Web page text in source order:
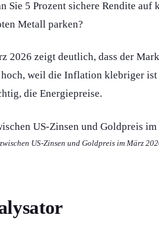
Sie 5 Prozent sichere Rendite auf
Metall parken?
2026 zeigt deutlich, dass der
weil die Inflation klebriger ist
die Energiepreise.
US-Zinsen und Goldpreis im März